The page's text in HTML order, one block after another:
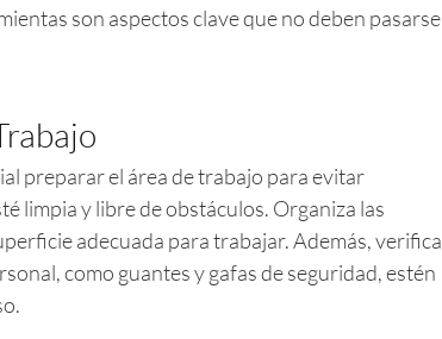
son aspectos clave que no deben pasarse
preparar el área de trabajo para evitar
limpia y libre de obstáculos. Organiza las
adecuada para trabajar. Además, verifica
como guantes y gafas de seguridad, estén